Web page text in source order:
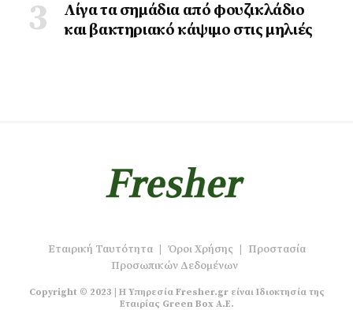
Λίγα τα σημάδια από φουζικλάδιο
και βακτηριακό κάψιμο στις μηλιές
Εταιρική Ταυτότητα Όροι Χρήσης
Προστασία
Προσωπικών Δεδομένων
Copyright © 2023 | Η Υπηρεσία Fresher.gr είναι Ιδιοκτησία της
Εταιρίας Green Box A.E.